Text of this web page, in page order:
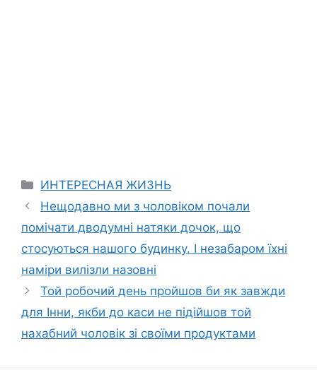
Categories
ИНТЕРЕСНАЯ ЖИЗНЬ
Нещодавно ми з чоловіком почали
помічати дводумні натяки дочок, що
стосуються нашого будинку. І незабаром їхні
наміри вилізли назовні
Той робочий день пройшов би як завжди
для Інни, якби до каси не підійшов той
нахабний чоловік зі своїми продуктами